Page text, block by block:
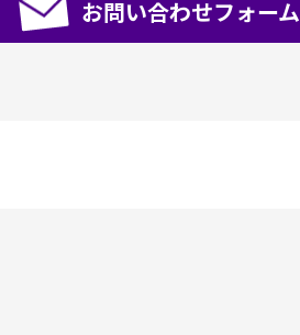
お問い合わせフォーム